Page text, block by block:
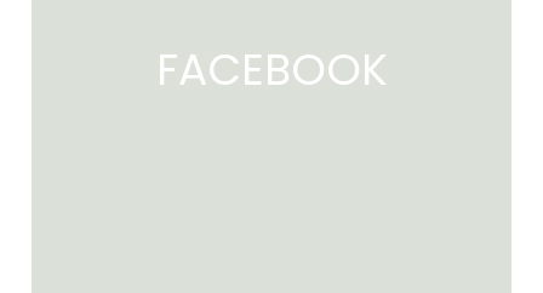
FACEBOOK